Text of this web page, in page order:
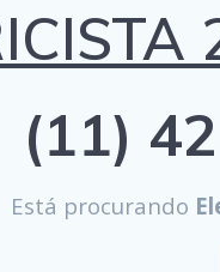
(11)
Está procurando